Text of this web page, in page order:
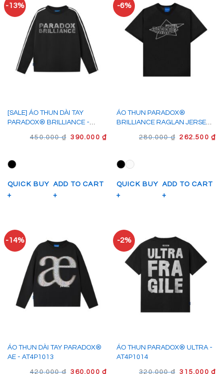
-13%
[SALE] ÁO THUN DÀI TAY
PARADOX® BRILLIANCE -
450.000₫ GIÁ
390.000 ₫GIÁ
390.000 ₫.
QUICK BUY
+
ADD TO CART
+
-6%
ÁO THUN PARADOX®
BRILLIANCE RAGLAN JERSEY -
280.000₫ GIÁ
262.500 ₫
QUICK BUY
+
ADD TO CART
+
-14%
ÁO THUN DÀI TAY PARADOX®
AE - AT4P1013
420.000₫ GIÁ
360.000 ₫GIÁ
-2%
ÁO THUN PARADOX® ULTRA -
AT4P1014
320.000₫ GIÁ
315.000 ₫